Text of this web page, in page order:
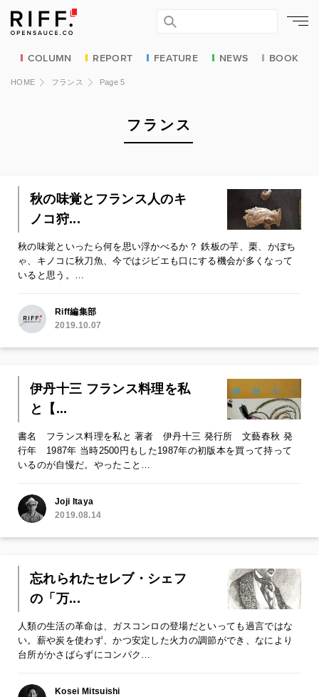
COLUMN REPORT FEATURE NEWS BOOK
HOME フランス Page 5
フランス
秋の味覚とフランス人のキ
ノコ狩...
秋の味覚といったら何を思い浮かべるか？ 鉄板の芋、栗、かぼち
ゃ、キノコに秋刀魚、今ではジビエも口にする機会が多くなって
いると思う。…
Riff編集部
2019.10.07
伊丹十三 フランス料理を私
と【...
書名 フランス料理を私と 著者 伊丹十三 発行所 文藝春秋 発
行年 1987年 当時2500円もした1987年の初版本を買って持って
いるのが自慢だ。やったこと…
Joji Itaya
2019.08.14
忘れられたセレブ・シェフ
の「万...
人類の生活の革命は、ガスコンロの登場だといっても過言ではな
い。薪や炭を使わず、かつ安定した火力の調節ができ、なにより
台所がかさばらずにコンパク…
Kosei Mitsuishi